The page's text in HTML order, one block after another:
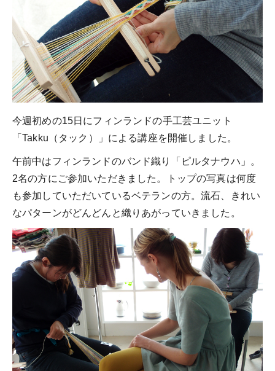
今週初めの15日にフィンランドの手工芸ユニット
「Takku（タック）」による講座を開催しました。
午前中はフィンランドのバンド織り「ピルタナウハ」。
2名の方にご参加いただきました。トップの写真は何度
も参加していただいているベテランの方。流石、きれい
なパターンがどんどんと織りあがっていきました。